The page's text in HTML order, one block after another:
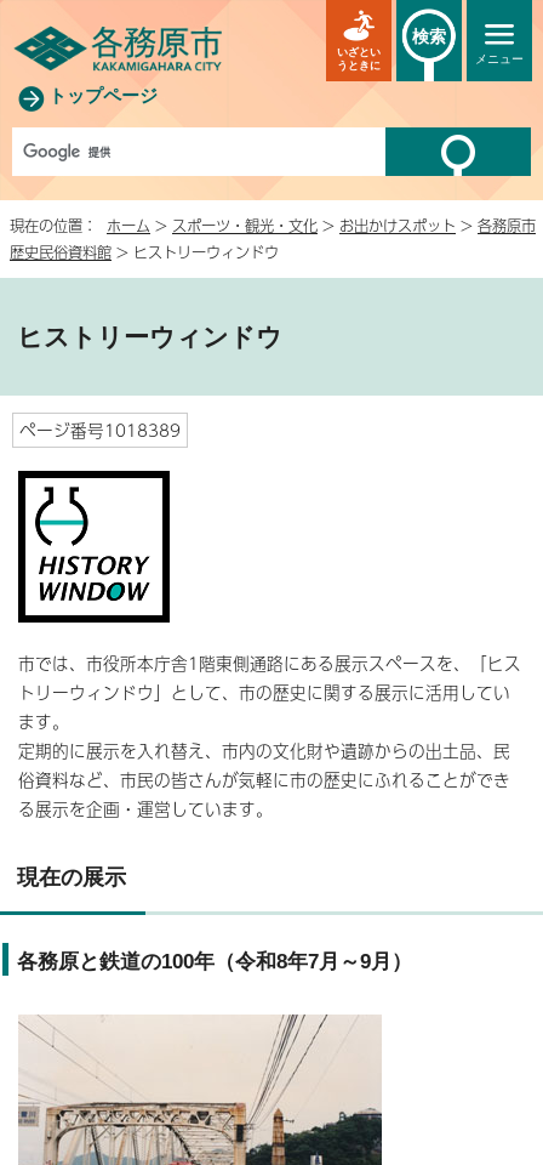
トップページ
メニュー
いざとい
うときに
検索
現在の位置： ホーム > スポーツ・観光・文化 > お出かけスポット > 各務原市
歴史民俗資料館 > ヒストリーウィンドウ
ヒストリーウィンドウ
ページ番号1018389
市では、市役所本庁舎1階東側通路にある展示スペースを、「ヒス
トリーウィンドウ」として、市の歴史に関する展示に活用してい
ます。
定期的に展示を入れ替え、市内の文化財や遺跡からの出土品、民
俗資料など、市民の皆さんが気軽に市の歴史にふれることができ
る展示を企画・運営しています。
現在の展示
各務原と鉄道の100年（令和8年7月～9月）